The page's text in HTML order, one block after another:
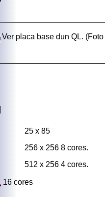
Ver placa base dun QL.
25 x 85
256 x 256 8 cores.
512 x 256 4 cores.
16 cores